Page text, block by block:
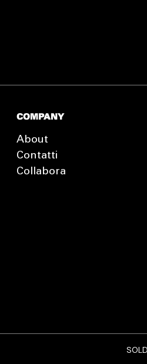
COMPANY
About
Contatti
Collabora